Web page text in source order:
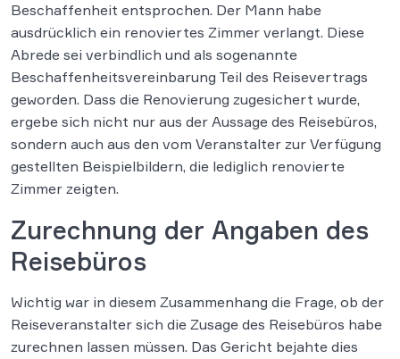
Beschaffenheit entsprochen. Der Mann habe
ausdrücklich ein renoviertes Zimmer verlangt. Diese
Abrede sei verbindlich und als sogenannte
Beschaffenheitsvereinbarung Teil des Reisevertrags
geworden. Dass die Renovierung zugesichert wurde,
ergebe sich nicht nur aus der Aussage des Reisebüros,
sondern auch aus den vom Veranstalter zur Verfügung
gestellten Beispielbildern, die lediglich renovierte
Zimmer zeigten.
Zurechnung der Angaben des
Reisebüros
Wichtig war in diesem Zusammenhang die Frage, ob der
Reiseveranstalter sich die Zusage des Reisebüros habe
zurechnen lassen müssen. Das Gericht bejahte dies